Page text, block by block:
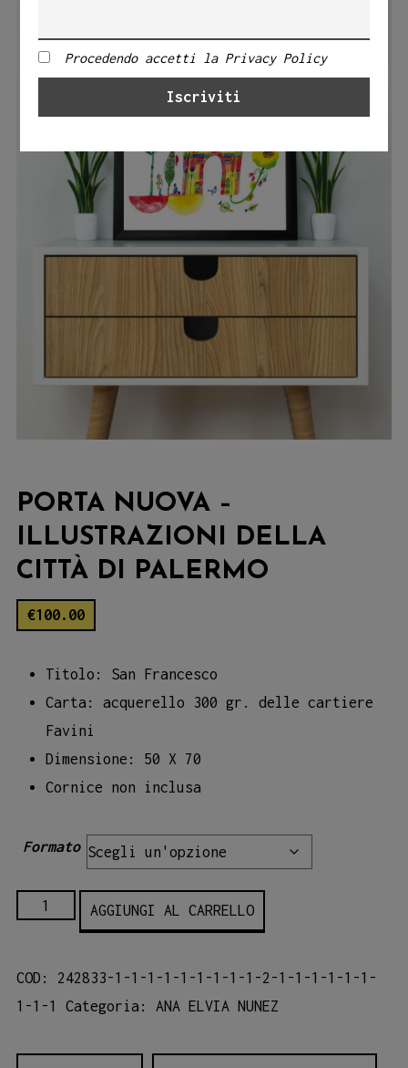
PORTA NUOVA –
ILLUSTRAZIONI DELLA
CITTÀ DI PALERMO
€100.00
Titolo: San Francesco
Carta: acquerello 300 gr. delle cartiere
Favini
Dimensione: 50 X 70
Cornice non inclusa
Formato
Porta
Illustrazioni
della
AGGIUNGI AL CARRELLO
COD: 242833-1-1-1-1-1-1-1-1-1-2-1-1-1-1-1-1-
1-1-1
Categoria: ANA ELVIA NUNEZ
Procedendo accetti la Privacy Policy